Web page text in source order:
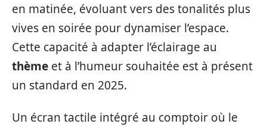
en matinée, évoluant vers des tonalités plus
vives en soirée pour dynamiser l’espace.
Cette capacité à adapter l’éclairage au
thème et à l’humeur souhaitée est à présent
un standard en 2025.
Un écran tactile intégré au comptoir où le